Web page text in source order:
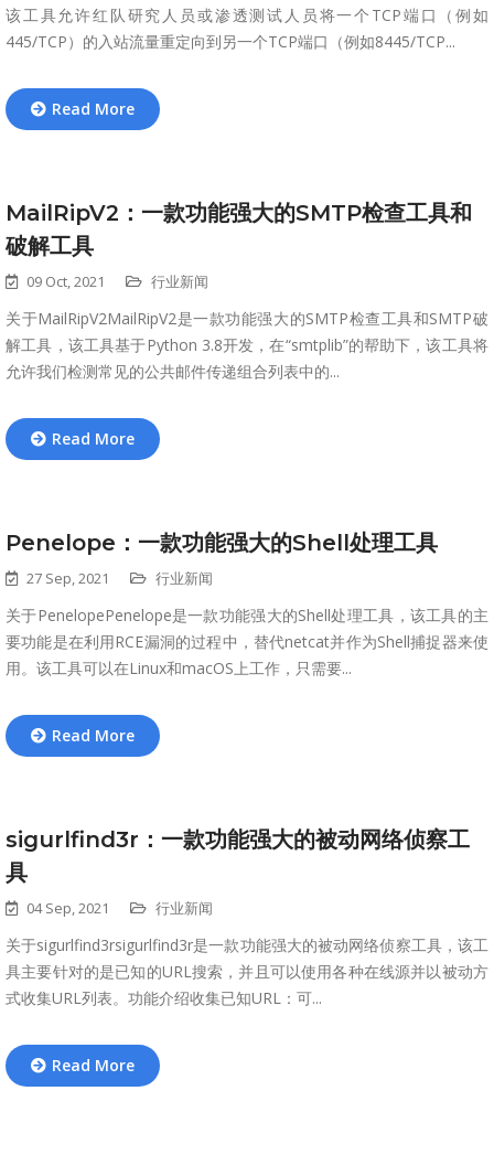
该工具允许红队研究人员或渗透测试人员将一个TCP端口（例如
445/TCP）的入站流量重定向到另一个TCP端口（例如8445/TCP...
Read More
MailRipV2：一款功能强大的SMTP检查工具和
破解工具
09 Oct, 2021 行业新闻
关于MailRipV2MailRipV2是一款功能强大的SMTP检查工具和SMTP破
解工具，该工具基于Python 3.8开发，在“smtplib”的帮助下，该工具将
允许我们检测常见的公共邮件传递组合列表中的...
Read More
Penelope：一款功能强大的Shell处理工具
27 Sep, 2021 行业新闻
关于PenelopePenelope是一款功能强大的Shell处理工具，该工具的主
要功能是在利用RCE漏洞的过程中，替代netcat并作为Shell捕捉器来使
用。该工具可以在Linux和macOS上工作，只需要...
Read More
sigurlfind3r：一款功能强大的被动网络侦察工
具
04 Sep, 2021 行业新闻
关于sigurlfind3rsigurlfind3r是一款功能强大的被动网络侦察工具，该工
具主要针对的是已知的URL搜索，并且可以使用各种在线源并以被动方
式收集URL列表。功能介绍收集已知URL：可...
Read More